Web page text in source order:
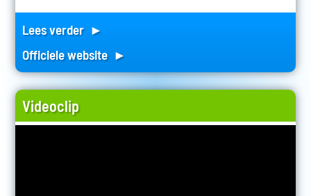
Lees verder ►
Officiele website ►
Videoclip